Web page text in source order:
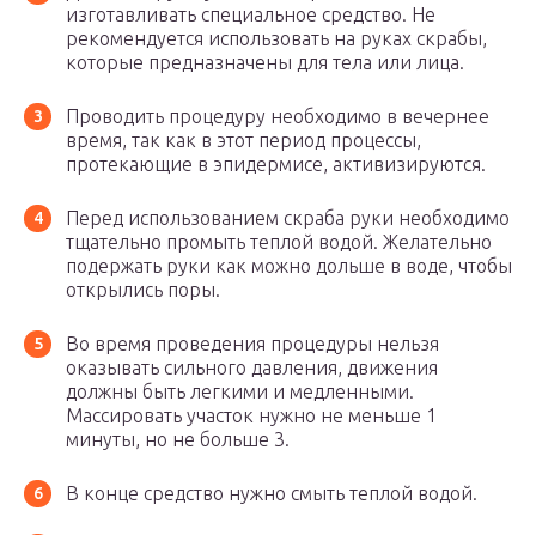
изготавливать специальное средство. Не
рекомендуется использовать на руках скрабы,
которые предназначены для тела или лица.
Проводить процедуру необходимо в вечернее
время, так как в этот период процессы,
протекающие в эпидермисе, активизируются.
Перед использованием скраба руки необходимо
тщательно промыть теплой водой. Желательно
подержать руки как можно дольше в воде, чтобы
открылись поры.
Во время проведения процедуры нельзя
оказывать сильного давления, движения
должны быть легкими и медленными.
Массировать участок нужно не меньше 1
минуты, но не больше 3.
В конце средство нужно смыть теплой водой.